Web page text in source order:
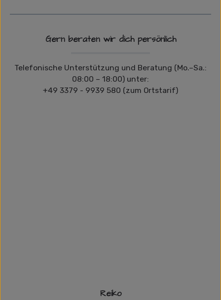
Gern beraten wir dich persönlich
Telefonische Unterstützung und Beratung (Mo.–Sa.:
08:00 – 18:00) unter:
+49 3379 - 9939 580 (zum Ortstarif)
Reiko